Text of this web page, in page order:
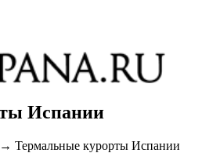
Испании
→ Термальные курорты Испании